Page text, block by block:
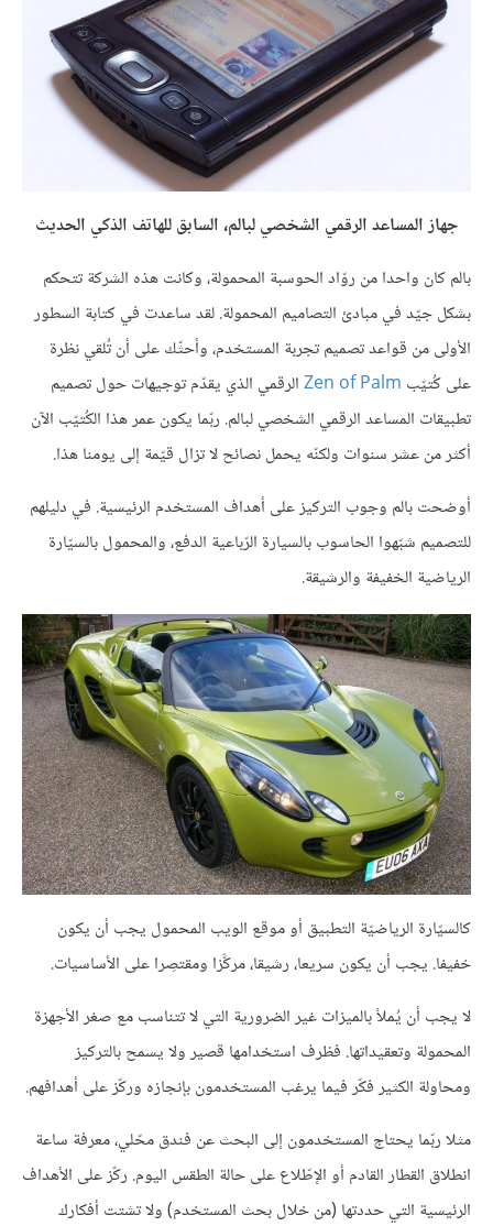
جهاز المساعد الرقمي الشخصي لبالم، السابق للهاتف الذكي الحديث
بالم كان واحدا من روّاد الحوسبة المحمولة، وكانت هذه الشركة تتحكم
بشكل جيّد في مبادئ التصاميم المحمولة. لقد ساعدت في كتابة السطور
الأولى من قواعد تصميم تجربة المستخدم، وأحثّك على أن تُلقي نظرة
على كُتيّب Zen of Palmالرقمي الذي يقدّم توجيهات حول تصميم
تطبيقات المساعد الرقمي الشخصي لبالم. ربّما يكون عمر هذا الكُتيّب الآن
أكثر من عشر سنوات ولكنّه يحمل نصائح لا تزال قيّمة إلى يومنا هذا.
أوضحت بالم وجوب التركيز على أهداف المستخدم الرئيسية. في دليلهم
للتصميم شبّهوا الحاسوب بالسيارة الرّباعية الدفع، والمحمول بالسيّارة
الرياضية الخفيفة والرشيقة.
كالسيّارة الرياضيّة التطبيق أو موقع الويب المحمول يجب أن يكون
خفيفا. يجب أن يكون سريعا، رشيقا، مركَّزا ومقتصِرا على الأساسيات.
لا يجب أن يُملأ بالميزات غير الضرورية التي لا تتناسب مع صغر الأجهزة
المحمولة وتعقيداتها. فظرف استخدامها قصير ولا يسمح بالتركيز
ومحاولة الكثير فكّر فيما يرغب المستخدمون بإنجازه وركّز على أهدافهم.
مثلا ربّما يحتاج المستخدمون إلى البحث عن فندق محّلي، معرفة ساعة
انطلاق القطار القادم أو الإطّلاع على حالة الطقس اليوم. ركّز على الأهداف
الرئيسية التي حددتها (من خلال بحث المستخدم) ولا تشتت أفكارك